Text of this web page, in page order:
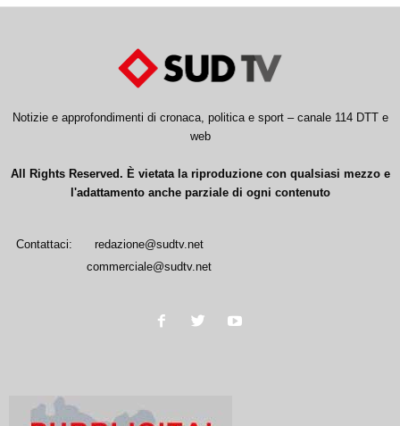
Notizie e approfondimenti di cronaca, politica e sport – canale 114 DTT e
web
All Rights Reserved. È vietata la riproduzione con qualsiasi mezzo e
l'adattamento anche parziale di ogni contenuto
Contattaci:
redazione@sudtv.net
commerciale@sudtv.net